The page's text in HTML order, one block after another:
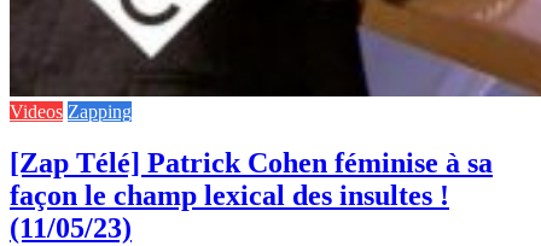
Videos Zapping
[Zap Télé] Patrick Cohen féminise à sa
façon le champ lexical des insultes !
(11/05/23)